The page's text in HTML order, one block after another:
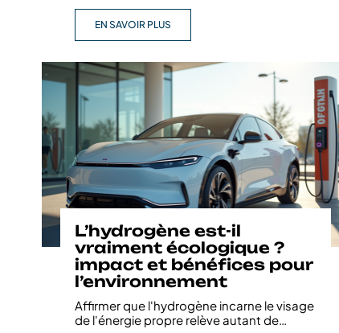
EN SAVOIR PLUS
L’hydrogène est-il
vraiment écologique ?
impact et bénéfices pour
l’environnement
Affirmer que l'hydrogène incarne le visage
de l'énergie propre relève autant de…